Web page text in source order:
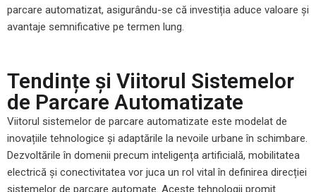
parcare automatizat, asigurându-se că investiția aduce valoare și
avantaje semnificative pe termen lung.
Tendințe și Viitorul Sistemelor
de Parcare Automatizate
Viitorul sistemelor de parcare automatizate este modelat de
inovațiile tehnologice și adaptările la nevoile urbane în schimbare.
Dezvoltările în domenii precum inteligența artificială, mobilitatea
electrică și conectivitatea vor juca un rol vital în definirea direcției
sistemelor de parcare automate. Aceste tehnologii promit